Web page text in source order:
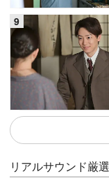
リアルサウンド厳